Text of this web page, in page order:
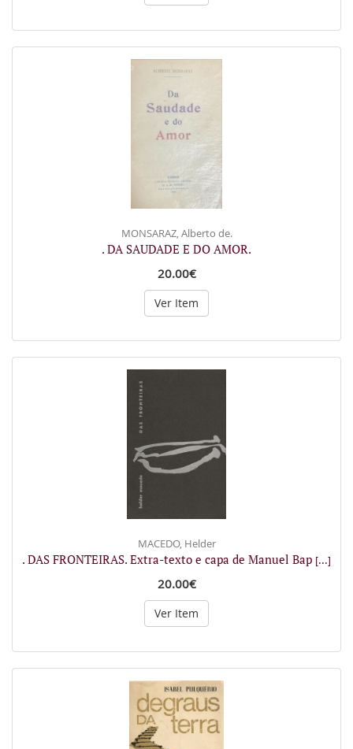
MONSARAZ, Alberto de.
. DA SAUDADE E DO AMOR.
20.00€
Ver Item
MACEDO, Helder
. DAS FRONTEIRAS. Extra-texto e capa de Manuel Bap [...]
20.00€
Ver Item